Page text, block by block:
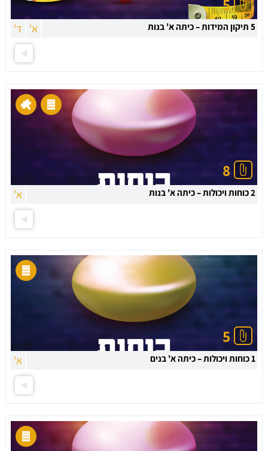
5
5 תיקון המידות – כיתה א' בנות א' ד'
8
2 כוחות ויכולות – כיתה א' בנות א'
5
1 כוחות ויכולות – כיתה א' בנים א'